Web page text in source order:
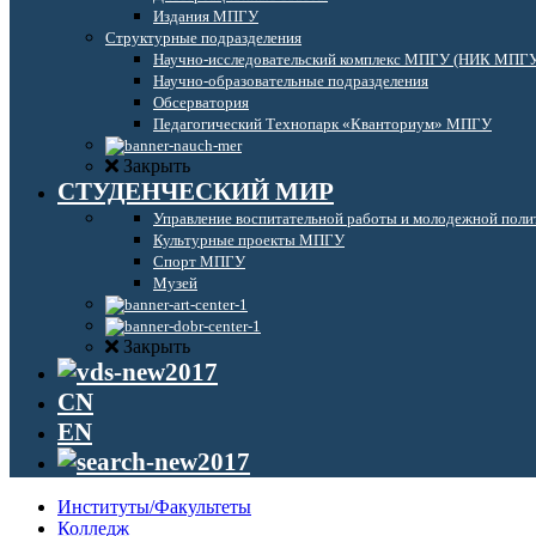
Издания МПГУ
Структурные подразделения
Научно-исследовательский комплекс МПГУ (НИК
Научно-образовательные подразделения
Обсерватория
Педагогический Технопарк «Кванториум» МПГУ
Закрыть
СТУДЕНЧЕСКИЙ МИР
Управление воспитательной работы и молодежной
Культурные проекты МПГУ
Спорт МПГУ
Музей
Закрыть
CN
EN
Институты/Факультеты
Колледж